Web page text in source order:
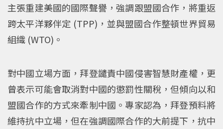
主張重建美國的國際聲譽，強調跟盟國合作，將重返
跨太平洋夥伴定 (TPP)，並與盟國合作整頓世界貿易
組織 (WTO)。
對中國立場方面，拜登譴責中國侵害智慧財產權，更
曾表示可能會取消對中國的懲罰性關稅，但傾向以和
盟國合作的方式來牽制中國。專家認為，拜登預料將
維持抗中立場，但在強調國際合作的大前提下，抗中